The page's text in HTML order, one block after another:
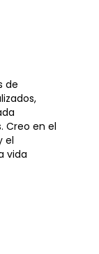
de
Creo en el
el
vida